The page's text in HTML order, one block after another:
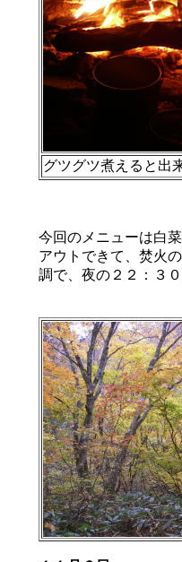
グツグツ煮えると出
今回のメニューは白
アウトできて、焚火
調で、夜の２２：３